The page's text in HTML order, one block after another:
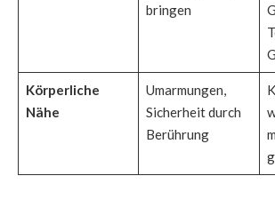
bringen
Körperliche
Nähe
Umarmungen,
Sicherheit durch
Berührung